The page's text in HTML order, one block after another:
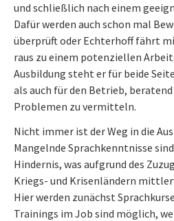
und schließlich nach einem
Dafür werden auch schon mal
überprüft oder Echterhoff fährt
raus zu einem potenziellen
Ausbildung steht er für beide
als auch für den Betrieb,
Problemen zu vermitteln.
Nicht immer ist der Weg in die
Mangelnde Sprachkenntnisse
Hindernis, was aufgrund des
Kriegs- und Krisenländern
Hier werden zunächst
Trainings im Job sind möglich,